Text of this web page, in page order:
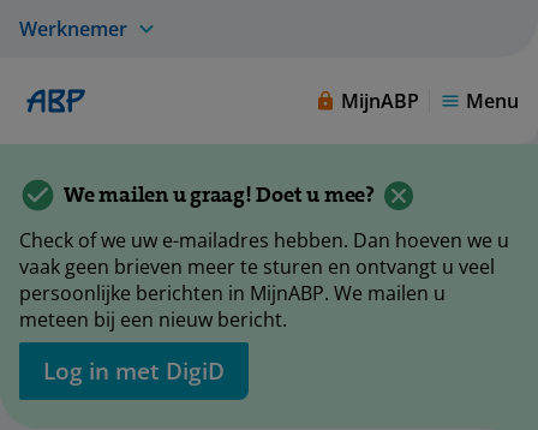
Werknemer
MijnABP Menu
We mailen u graag! Doet u mee?
Check of we uw e-mailadres hebben. Dan hoeven we u
vaak geen brieven meer te sturen en ontvangt u veel
persoonlijke berichten in MijnABP. We mailen u
meteen bij een nieuw bericht.
Log in met DigiD